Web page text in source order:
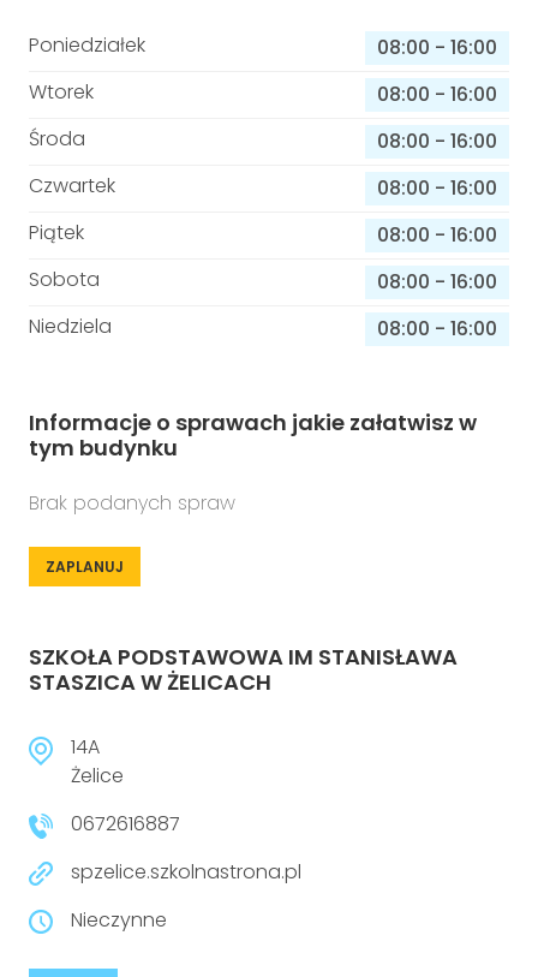
Poniedziałek 08:00 - 16:00
Wtorek
08:00 - 16:00
Środa
08:00 - 16:00
Czwartek
08:00 - 16:00
Piątek
08:00 - 16:00
Sobota
08:00 - 16:00
Niedziela
08:00 - 16:00
Informacje o sprawach jakie załatwisz w
tym budynku
Brak podanych spraw
ZAPLANUJ
SZKOŁA PODSTAWOWA IM STANISŁAWA
STASZICA W ŻELICACH
14A
Żelice
0672616887
spzelice.szkolnastrona.pl
Nieczynne